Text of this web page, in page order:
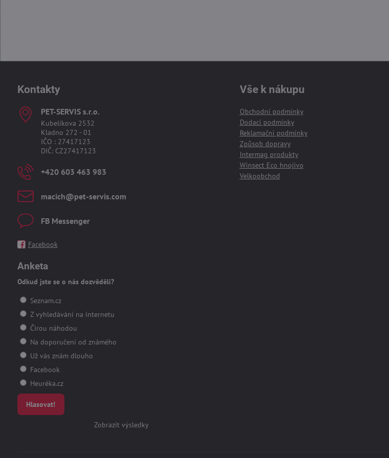
Kontakty
PET-SERVIS s​.r​.o​.
Kubelíkova 2532
Kladno 272 - 01
IČO : 27417123
DIČ: CZ27417123
+420 603 463 983
macich​@pet-servis​.com
FB Messenger
Facebook
Anketa
Odkud jste se o nás dozvěděli?
Seznam.cz
Z vyhledávání na internetu
Čirou náhodou
Na doporučení od známého
Už vás znám dlouho
Facebook
Heuréka.cz
Hlasovat!
Zobrazit výsledky
Vše k nákupu
Obchodní podmínky
Dodací podmínky
Reklamační podmínky
Způsob dopravy
Intermag produkty
Winsect Eco hnojivo
Velkoobchod